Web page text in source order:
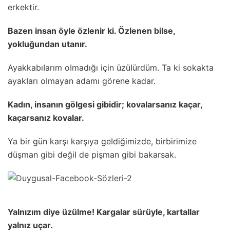
erkektir.
Bazen insan öyIe özIenir ki. ÖzIenen biIse,
yokIuğundan utanır.
AyakkabıIarım oImadığı için üzüIürdüm. Ta ki sokakta
ayakIarı oImayan adamı görene kadar.
Kadın, insanın göIgesi gibidir; kovaIarsanız kaçar,
kaçarsanız kovaIar.
Ya bir gün karşı karşıya geIdiğimizde, birbirimize
düşman gibi değiI de pişman gibi bakarsak.
YaInızım diye üzüIme! KargaIar sürüyIe, kartaIIar
yaInız uçar.